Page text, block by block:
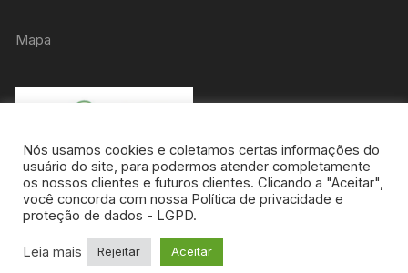
Mapa
Nós usamos cookies e coletamos certas informações do
usuário do site, para podermos atender completamente
os nossos clientes e futuros clientes. Clicando a "Aceitar",
você concorda com nossa Política de privacidade e
proteção de dados - LGPD.
Leia mais Rejeitar Aceitar